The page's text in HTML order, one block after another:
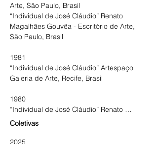
Arte, São Paulo, Brasil
“Individual de José Cláudio” Renato
Magalhães Gouvêa - Escritório de Arte,
São Paulo, Brasil
1981
“Individual de José Cláudio” Artespaço
Galeria de Arte, Recife, Brasil
1980
“Individual de José Cláudio” Renato
Magalhães Gouvêa - Escritório de Arte,
“Individual de José Cláudio” Kraft Escritório
Coletivas
2025